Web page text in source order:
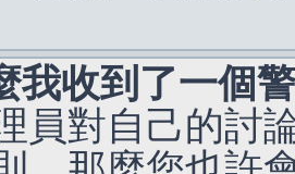
我收到了一個
員對自己的討